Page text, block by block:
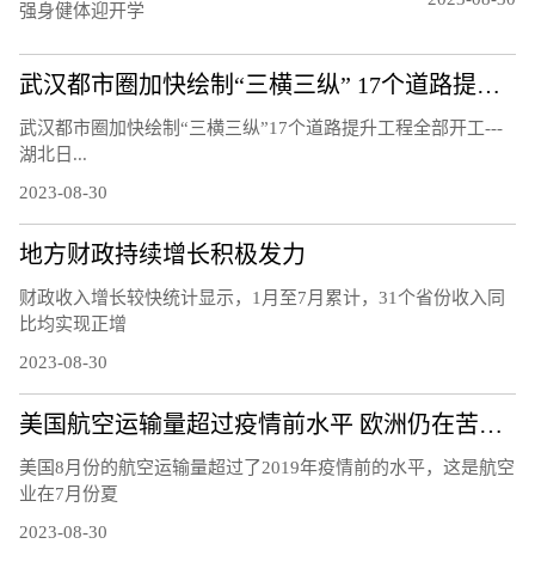
强身健体迎开学
武汉都市圈加快绘制“三横三纵” 17个道路提升工程全部开工
武汉都市圈加快绘制“三横三纵”17个道路提升工程全部开工---
湖北日...
2023-08-30
地方财政持续增长积极发力
财政收入增长较快统计显示，1月至7月累计，31个省份收入同
比均实现正增
2023-08-30
美国航空运输量超过疫情前水平 欧洲仍在苦苦挣扎
美国8月份的航空运输量超过了2019年疫情前的水平，这是航空
业在7月份夏
2023-08-30